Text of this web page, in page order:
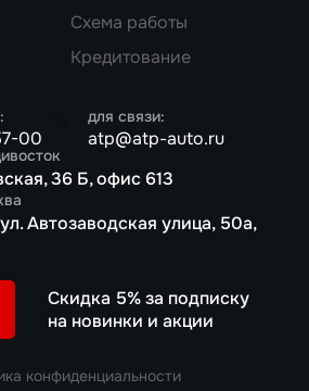
Схема работы
Кредитование
00
для связи:
atp@atp-auto.ru
36 Б, офис 613
Автозаводская улица, 50а,
Скидка 5% за подписку
на новинки и акции
конфиденциальности